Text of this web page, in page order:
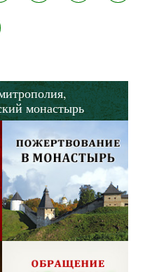
монастырь